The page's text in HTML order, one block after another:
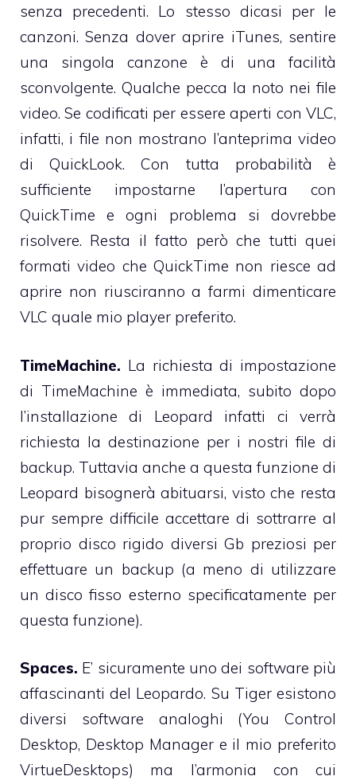
senza precedenti. Lo stesso dicasi per le
canzoni. Senza dover aprire iTunes, sentire
una singola canzone è di una facilità
sconvolgente. Qualche pecca la noto nei file
video. Se codificati per essere aperti con VLC,
infatti, i file non mostrano l’anteprima video
di QuickLook. Con tutta probabilità è
sufficiente impostarne l’apertura con
QuickTime e ogni problema si dovrebbe
risolvere. Resta il fatto però che tutti quei
formati video che QuickTime non riesce ad
aprire non riusciranno a farmi dimenticare
VLC quale mio player preferito.
TimeMachine. La richiesta di impostazione
di TimeMachine è immediata, subito dopo
l’installazione di Leopard infatti ci verrà
richiesta la destinazione per i nostri file di
backup. Tuttavia anche a questa funzione di
Leopard bisognerà abituarsi, visto che resta
pur sempre difficile accettare di sottrarre al
proprio disco rigido diversi Gb preziosi per
effettuare un backup (a meno di utilizzare
un disco fisso esterno specificatamente per
questa funzione).
Spaces. E’ sicuramente uno dei software più
affascinanti del Leopardo. Su Tiger esistono
diversi software analoghi (You Control
Desktop, Desktop Managere il mio preferito
VirtueDesktops) ma l’armonia con cui